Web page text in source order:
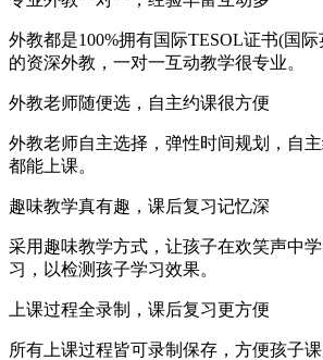
外教都是100%拥有国际TESOL证书(国
的资深外教，一对一互动教学很专业。
外教老师随便选，自主约课很方便
外教老师自主选择，弹性时间规划，自
都能上课。
趣味教学真有趣，课后复习记忆深
采用趣味教学方式，让孩子在欢笑声中
习，以检测孩子学习效果。
上课过程全录制，课后复习更方便
所有上课过程皆可录制保存，方便孩子